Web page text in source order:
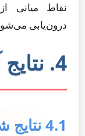
نقاط میانی
درون‌یابی
4. نتایج آزمایشی و عملکرد
4.1